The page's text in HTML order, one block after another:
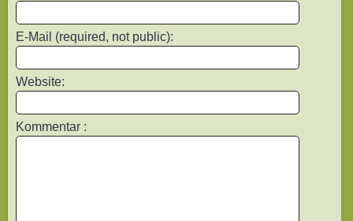
E-Mail (required, not public):
Website:
Kommentar :